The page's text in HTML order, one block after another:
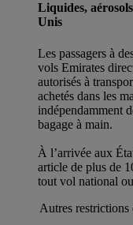
Liquides,
Unis
Les passagers à
vols Emirates
autorisés à
achetés dans les
indépendamment
bagage à main.
À l’arrivée aux
article de plus de
tout vol national
Autres restrictions